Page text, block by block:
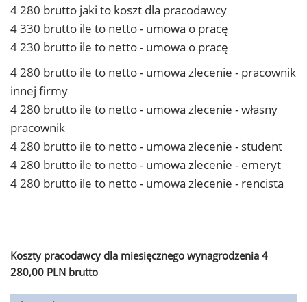
4 280 brutto jaki to koszt dla pracodawcy
4 330 brutto ile to netto - umowa o pracę
4 230 brutto ile to netto - umowa o pracę
4 280 brutto ile to netto - umowa zlecenie - pracownik
innej firmy
4 280 brutto ile to netto - umowa zlecenie - własny
pracownik
4 280 brutto ile to netto - umowa zlecenie - student
4 280 brutto ile to netto - umowa zlecenie - emeryt
4 280 brutto ile to netto - umowa zlecenie - rencista
Koszty pracodawcy dla miesięcznego wynagrodzenia 4
280,00 PLN brutto